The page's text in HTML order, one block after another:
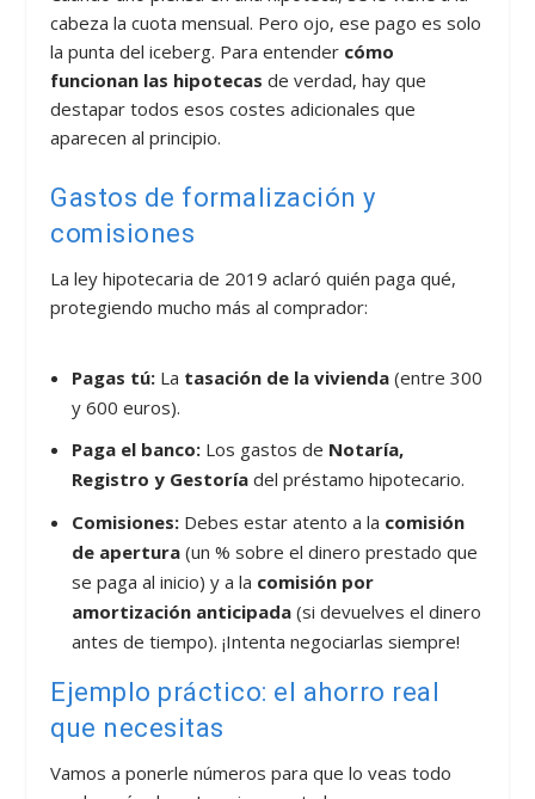
cabeza la cuota mensual. Pero ojo, ese pago es solo
la punta del iceberg. Para entender cómo
funcionan las hipotecas de verdad, hay que
destapar todos esos costes adicionales que
aparecen al principio.
Gastos de formalización y
comisiones
La ley hipotecaria de 2019 aclaró quién paga qué,
protegiendo mucho más al comprador:
Pagas tú:La tasación de la vivienda(entre 300
y 600 euros).
Paga el banco:Los gastos de Notaría,
Registro y Gestoríadel préstamo hipotecario.
Comisiones:Debes estar atento a la comisión
de apertura(un % sobre el dinero prestado que
se paga al inicio) y a la comisión por
amortización anticipada(si devuelves el dinero
antes de tiempo). ¡Intenta negociarlas siempre!
Ejemplo práctico: el ahorro real
que necesitas
Vamos a ponerle números para que lo veas todo